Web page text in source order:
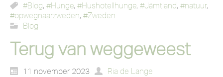
#Blog, #Hunge, #Hushotellhunge, #Jämtland, #natuur,
#opwegnaarzweden, #Zweden
Blog
Terug van weggeweest
11 november 2023 Ria de Lange